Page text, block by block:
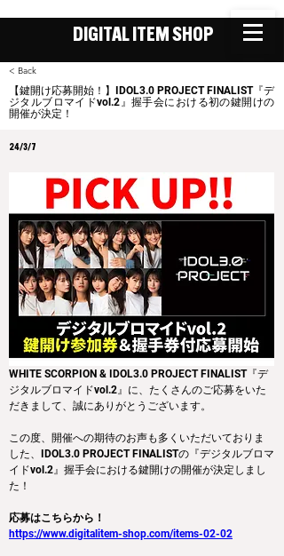
DIGITAL ITEM SHOP
< Back
【鍵開け応募開始！】IDOL3.0 PROJECT FINALIST『デ
ジタルブロマイドvol.2』握手会における初の鍵開けの
開催が決定！
24/3/7
WHITE SCORPION & IDOL3.0 PROJECT FINALIST『デ
ジタルブロマイドvol.2』に、たくさんのご応募をいた
だきまして、誠にありがとうございます。
この度、開催への期待のお声も多くいただいておりま
した、IDOL3.0 PROJECT FINALISTの『デジタルブロマ
イドvol.2』握手会における鍵開けの開催が決定しまし
た！
応募はこちらから！
https://www.digitalitem-shop.com/items-02-02